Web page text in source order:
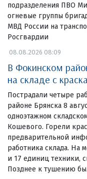
подразделения ПВО
огневые группы
МВД России на
Росгвардии
08.08.2026 08:09
В Фокинском
на складе с
Пострадали четыре
районе Брянска 8
одноэтажном
Кошевого. Горели
предварительной
работника склада. На
и 17 единиц техники,
Позднее к тушению